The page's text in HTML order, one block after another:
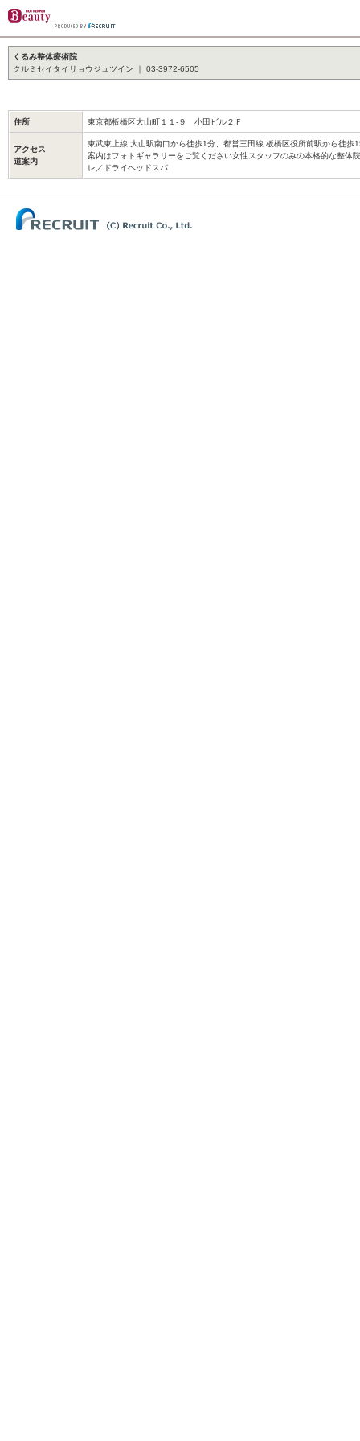
くるみ整体療術院
クルミセイタイリョウジュツイン ｜ 03-3972-6505
住所 東京都板橋区大山町１１‐９ 小田ビル２Ｆ
アクセス
道案内
東武東上線 大山駅南口から徒歩1分、都営三田線 板橋区役所前駅から徒歩
案内はフォトギャラリーをご覧ください女性スタッフのみの本格的な整
レ／ドライヘッドスパ